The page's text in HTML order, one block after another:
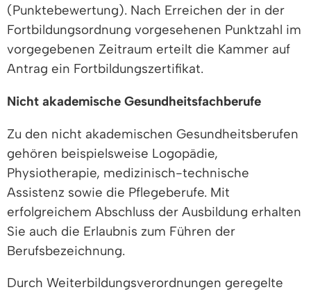
(Punktebewertung). Nach Erreichen der in der
Fortbildungsordnung vorgesehenen Punktzahl im
vorgegebenen Zeitraum erteilt die Kammer auf
Antrag ein Fortbildungszertifikat.
Nicht akademische Gesundheitsfachberufe
Zu den nicht akademischen Gesundheitsberufen
gehören beispielsweise Logopädie,
Physiotherapie, medizinisch-technische
Assistenz sowie die Pflegeberufe. Mit
erfolgreichem Abschluss der Ausbildung erhalten
Sie auch die Erlaubnis zum Führen der
Berufsbezeichnung.
Durch Weiterbildungsverordnungen geregelte